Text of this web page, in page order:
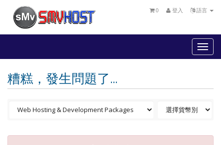
語言
登入
0
糟糕，發生問題了...